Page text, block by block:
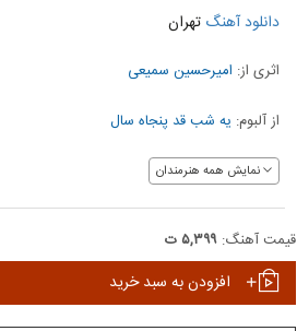
دانلود آهنگ تهران
اثری از: امیرحسین سمیعی
از آلبوم: یه شب قد پنجاه سال
نمایش همه هنرمندان
قیمت آهنگ: ۵,۳۹۹ ت
افزودن به سبد خرید